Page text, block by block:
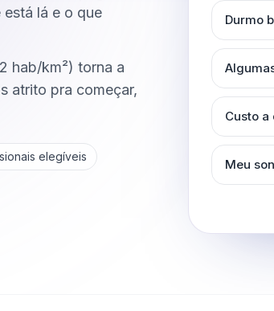
lá e o que
hab/km²) torna a
atrito pra começar,
elegíveis
Durmo
Custo
Meu